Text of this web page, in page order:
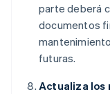
parte deberá
documentos
futuras.
Actualiza los